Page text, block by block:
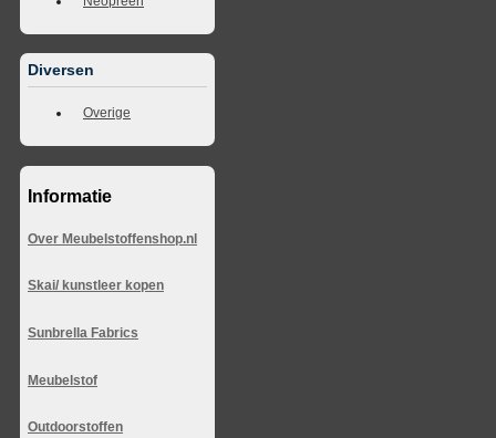
Diversen
Overige
Informatie
Over Meubelstoffenshop.nl
Skai/ kunstleer kopen
Sunbrella Fabrics
Meubelstof
Outdoorstoffen